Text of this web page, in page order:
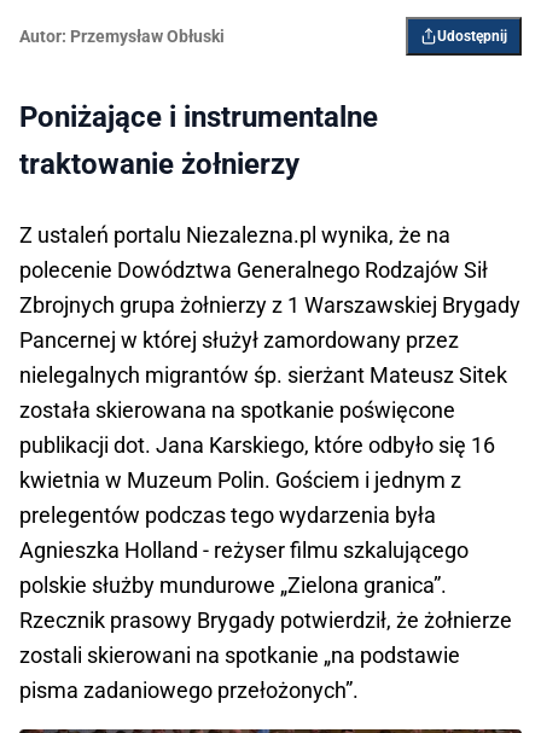
Autor: Przemysław Obłuski Udostępnij
Poniżające i instrumentalne
traktowanie żołnierzy
Z ustaleń portalu Niezalezna.pl wynika, że na
polecenie Dowództwa Generalnego Rodzajów Sił
Zbrojnych grupa żołnierzy z 1 Warszawskiej Brygady
Pancernej w której służył zamordowany przez
nielegalnych migrantów śp. sierżant Mateusz Sitek
została skierowana na spotkanie poświęcone
publikacji dot. Jana Karskiego, które odbyło się 16
kwietnia w Muzeum Polin. Gościem i jednym z
prelegentów podczas tego wydarzenia była
Agnieszka Holland - reżyser filmu szkalującego
polskie służby mundurowe „Zielona granica”.
Rzecznik prasowy Brygady potwierdził, że żołnierze
zostali skierowani na spotkanie „na podstawie
pisma zadaniowego przełożonych”.